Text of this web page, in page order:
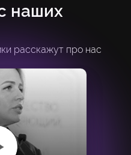
наших
расскажут про нас